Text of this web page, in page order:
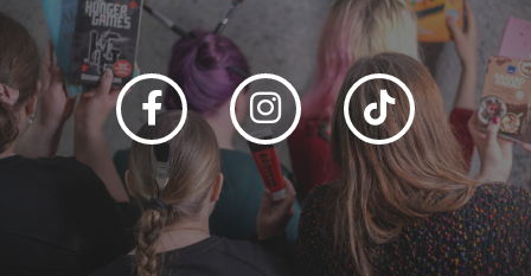
Facebook Instagram Tiktok